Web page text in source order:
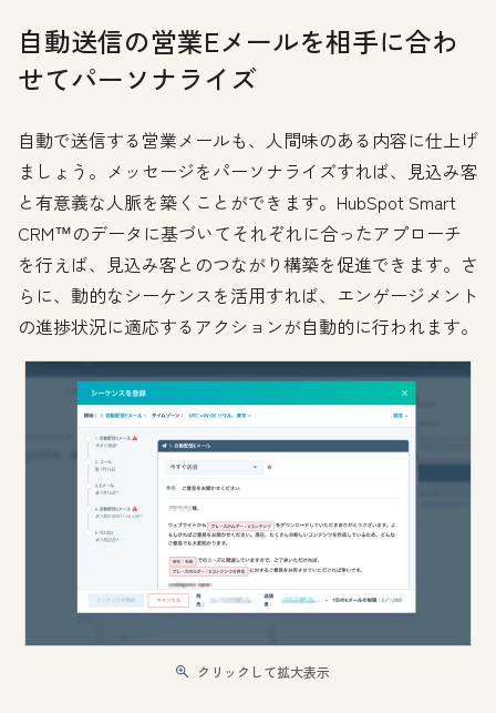
自動送信の営業Eメールを相手に合わ
せてパーソナライズ
自動で送信する営業メールも、人間味のある内容に仕上げ
ましょう。メッセージをパーソナライズすれば、見込み客
と有意義な人脈を築くことができます。HubSpot Smart
CRM™のデータに基づいてそれぞれに合ったアプローチ
を行えば、見込み客とのつながり構築を促進できます。さ
らに、動的なシーケンスを活用すれば、エンゲージメント
の進捗状況に適応するアクションが自動的に行われます。
クリックして拡大表示